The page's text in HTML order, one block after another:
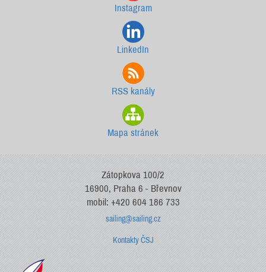
Instagram
LinkedIn
RSS kanály
Mapa stránek
Zátopkova 100/2
16900, Praha 6 - Břevnov
mobil: +420 604 186 733
sailing@sailing.cz
Kontakty ČSJ